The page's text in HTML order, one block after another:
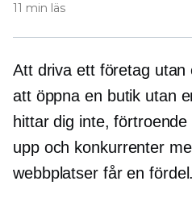
11 min läs
Att driva ett företag utan
att öppna en butik utan
hittar dig inte,
upp och konkurrenter
webbplatser får en fördel.